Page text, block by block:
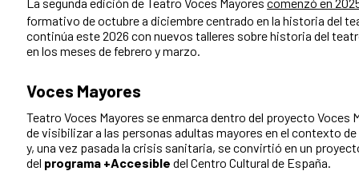
formativo de octubre a diciembre centrado en la historia del
continúa este 2026 con nuevos talleres sobre historia del
en los meses de febrero y marzo.
Voces Mayores
Teatro Voces Mayores se enmarca dentro del proyecto Voces
de visibilizar a las personas adultas mayores en el contexto de
y, una vez pasada la crisis sanitaria, se convirtió en un
del programa +Accesible del Centro Cultural de España.